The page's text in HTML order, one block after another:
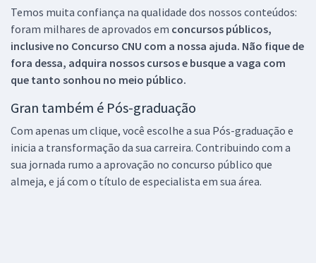
Temos muita confiança na qualidade dos nossos conteúdos:
foram milhares de aprovados em concursos públicos,
inclusive no Concurso CNU com a nossa ajuda. Não fique de
fora dessa, adquira nossos cursos e busque a vaga com
que tanto sonhou no meio público.
Gran também é Pós-graduação
Com apenas um clique, você escolhe a sua Pós-graduação e
inicia a transformação da sua carreira. Contribuindo com a
sua jornada rumo a aprovação no concurso público que
almeja, e já com o título de especialista em sua área.